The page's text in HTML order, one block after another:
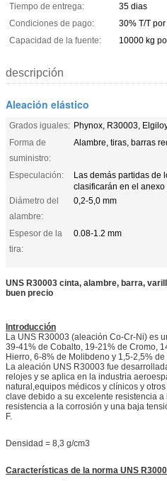
Tiempo de entrega:
35 dias
Condiciones de pago:
30% T/T
Capacidad de la fuente:
10000 kg
descripción
Aleación elástico
Grados iguales: Phynox, R30003,
Forma de
suministro:
Alambre, tiras, barras
Especulación:
Las demás partidas de
clasificarán en el anexo
Diámetro del
alambre:
0,2-5,0 mm
Espesor de la
tira:
0.08-1.2 mm
UNS R30003 cinta, alambre, barra,
buen precio
Introducción
La UNS R30003 (aleación Co-Cr-Ni) es
39-41% de Cobalto, 19-21% de Cromo,
Hierro, 6-8% de Molibdeno y 1,5-2,5%
La aleación UNS R30003 fue
relojes y se aplica en la industria
natural,equipos médicos y clínicos y
clave debido a su excelente resistencia
resistencia a la corrosión y una baja
F.
Densidad = 8,3 g/cm3
Características de la norma UNS